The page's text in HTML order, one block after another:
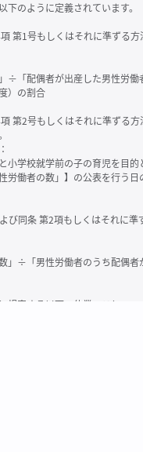
のように定義されています。
第1号もしくはそれに準ずる
÷「配偶者が出産した男性労
）の割合
第2号もしくはそれに準ずる
小学校就学前の子の育児を目
働者の数」】の公表を行う
び同条 第2項もしくはそれに
」÷「男性労働者のうち配偶
定する以下の休業のこと